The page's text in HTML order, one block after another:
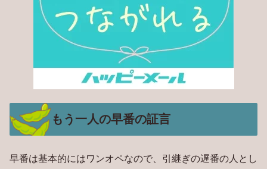
もう一人の早番の証言
早番は基本的にはワンオペなので、引継ぎの遅番の人とし